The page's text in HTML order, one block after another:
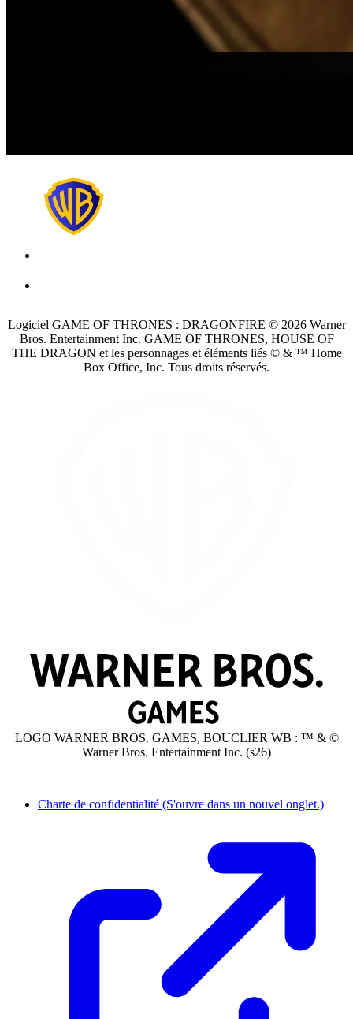
Logiciel GAME OF THRONES : DRAGONFIRE © 2026 Warner
Bros. Entertainment Inc. GAME OF THRONES, HOUSE OF
THE DRAGON et les personnages et éléments liés © & ™ Home
Box Office, Inc. Tous droits réservés.
LOGO WARNER BROS. GAMES, BOUCLIER WB : ™ & ©
Warner Bros. Entertainment Inc. (s26)
Charte de confidentialité (S'ouvre dans un nouvel onglet.)